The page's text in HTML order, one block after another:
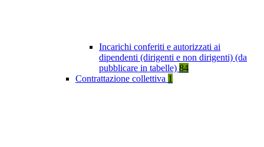
Incarichi conferiti e autorizzati ai
dipendenti (dirigenti e non dirigenti) (da
pubblicare in tabelle) 84
Contrattazione collettiva 1